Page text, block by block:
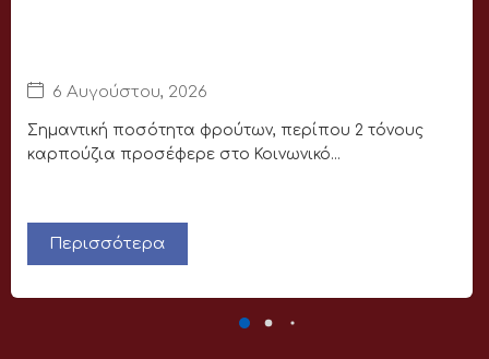
6 Αυγούστου, 2026
Σημαντική ποσότητα φρούτων, περίπου 2 τόνους
καρπούζια προσέφερε στο Κοινωνικό...
Περισσότερα